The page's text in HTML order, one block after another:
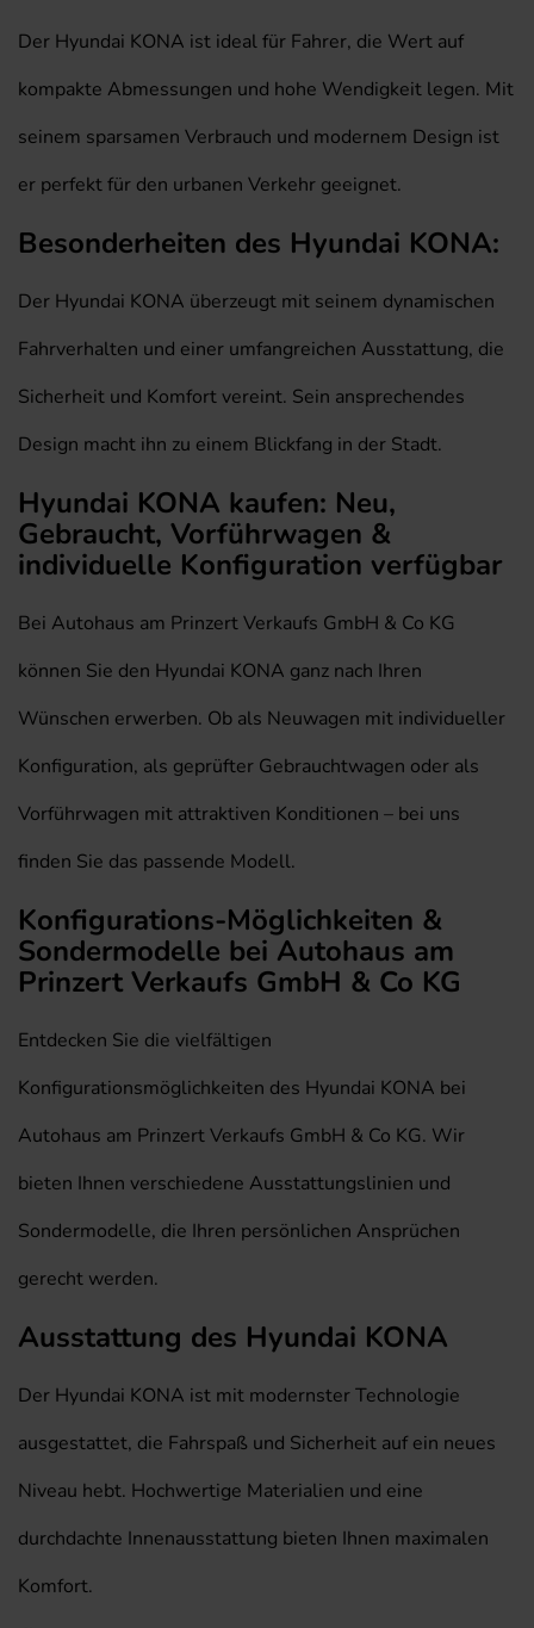
Der Hyundai KONA ist ideal für Fahrer, die Wert auf
kompakte Abmessungen und hohe Wendigkeit legen. Mit
seinem sparsamen Verbrauch und modernem Design ist
er perfekt für den urbanen Verkehr geeignet.
Besonderheiten des Hyundai KONA:
Der Hyundai KONA überzeugt mit seinem dynamischen
Fahrverhalten und einer umfangreichen Ausstattung, die
Sicherheit und Komfort vereint. Sein ansprechendes
Design macht ihn zu einem Blickfang in der Stadt.
Hyundai KONA kaufen: Neu,
Gebraucht, Vorführwagen &
individuelle Konfiguration verfügbar
Bei Autohaus am Prinzert Verkaufs GmbH & Co KG
können Sie den Hyundai KONA ganz nach Ihren
Wünschen erwerben. Ob als Neuwagen mit individueller
Konfiguration, als geprüfter Gebrauchtwagen oder als
Vorführwagen mit attraktiven Konditionen – bei uns
finden Sie das passende Modell.
Konfigurations-Möglichkeiten &
Sondermodelle bei Autohaus am
Prinzert Verkaufs GmbH & Co KG
Entdecken Sie die vielfältigen
Konfigurationsmöglichkeiten des Hyundai KONA bei
Autohaus am Prinzert Verkaufs GmbH & Co KG. Wir
bieten Ihnen verschiedene Ausstattungslinien und
Sondermodelle, die Ihren persönlichen Ansprüchen
gerecht werden.
Ausstattung des Hyundai KONA
Der Hyundai KONA ist mit modernster Technologie
ausgestattet, die Fahrspaß und Sicherheit auf ein neues
Niveau hebt. Hochwertige Materialien und eine
durchdachte Innenausstattung bieten Ihnen maximalen
Komfort.